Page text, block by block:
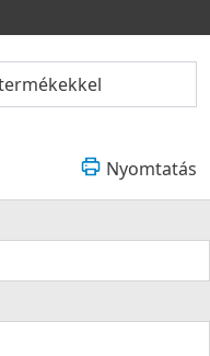
Nyomtatás